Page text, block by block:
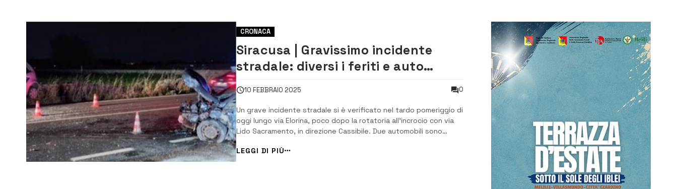
CRONACA
Siracusa | Gravissimo incidente
stradale: diversi i feriti e auto
completamente distrutte
10 FEBBRAIO 2025 0
Un grave incidente stradale si è verificato nel tardo pomeriggio di
oggi lungo via Elorina, poco dopo la rotatoria all’incrocio con via
Lido Sacramento, in direzione Cassibile. Due automobili sono
state coinvolte nel sinistro che ha richiesto l’immediato
intervento delle forze dell’ordine e dei servizi di emergenza.
Secondo l...
LEGGI DI PIÙ